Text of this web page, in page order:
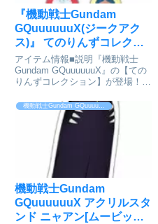
『機動戦士Gundam
GQuuuuuuX(ジークアク
ス)』 てのりんずコレクシ
ョン 8個入りBOX[プレッ
クス]が予約受付開始
アイテム情報■説明『機動戦士
Gundam GQuuuuuuX』の【ての
りんずコレクション】が登場！ま
らサイズのぬいぐるみ♪ラインナ
ップ（全8種）ボールチェーン付
き【1BOX】8個入り機動戦士
Gundam GQu...
機動戦士Gundam
GQuuuuuuX アクリルスタ
ンド ニャアン[ムービック]